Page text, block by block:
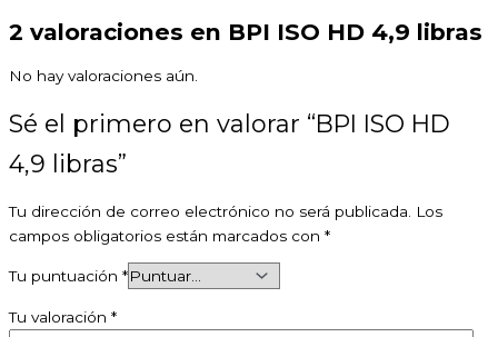
2 valoraciones en BPI ISO HD 4,9 libras
No hay valoraciones aún.
Sé el primero en valorar “BPI ISO HD
4,9 libras”
Tu dirección de correo electrónico no será publicada.
Los
campos obligatorios están marcados con *
Tu puntuación *
Tu valoración *